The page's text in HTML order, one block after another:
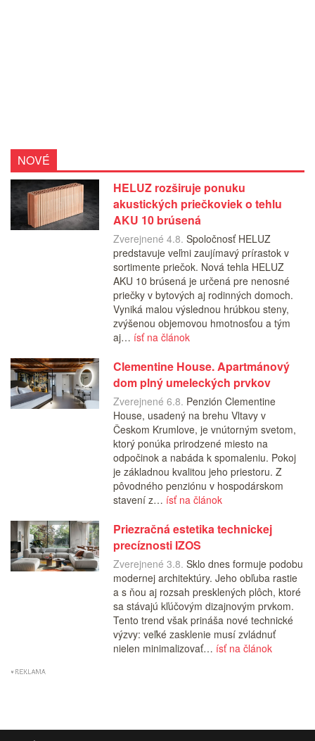
NOVÉ
HELUZ rozširuje ponuku
akustických priečkoviek o tehlu
AKU 10 brúsená
Zverejnené 4.8. Spoločnosť HELUZ
predstavuje veľmi zaujímavý prírastok v
sortimente priečok. Nová tehla HELUZ
AKU 10 brúsená je určená pre nenosné
priečky v bytových aj rodinných domoch.
Vyniká malou výslednou hrúbkou steny,
zvýšenou objemovou hmotnosťou a tým
aj… ísť na článok
Clementine House. Apartmánový
dom plný umeleckých prvkov
Zverejnené 6.8. Penzión Clementine
House, usadený na brehu Vltavy v
Českom Krumlove, je vnútorným svetom,
ktorý ponúka prirodzené miesto na
odpočinok a nabáda k spomaleniu. Pokoj
je základnou kvalitou jeho priestoru. Z
pôvodného penziónu v hospodárskom
stavení z… ísť na článok
Priezračná estetika technickej
precíznosti IZOS
Zverejnené 3.8. Sklo dnes formuje podobu
modernej architektúry. Jeho obľuba rastie
a s ňou aj rozsah presklených plôch, ktoré
sa stávajú kľúčovým dizajnovým prvkom.
Tento trend však prináša nové technické
výzvy: veľké zasklenie musí zvládnuť
nielen minimalizovať… ísť na článok